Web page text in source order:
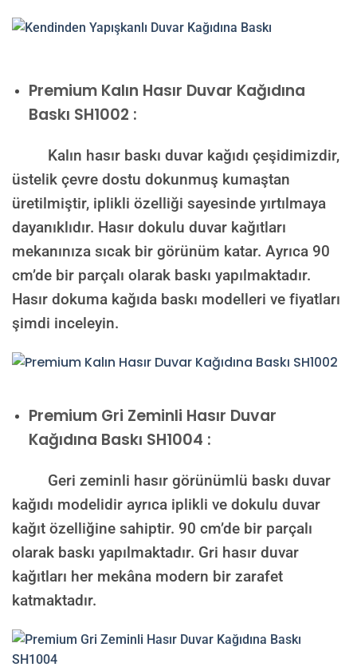
Premium Kalın Hasır Duvar Kağıdına
Baskı SH1002 :
Kalın hasır baskı duvar kağıdı çeşidimizdir,
üstelik çevre dostu dokunmuş kumaştan
üretilmiştir, iplikli özelliği sayesinde yırtılmaya
dayanıklıdır. Hasır dokulu duvar kağıtları
mekanınıza sıcak bir görünüm katar. Ayrıca 90
cm’de bir parçalı olarak baskı yapılmaktadır.
Hasır dokuma kağıda baskı modelleri ve fiyatları
şimdi inceleyin.
Premium Gri Zeminli Hasır Duvar
Kağıdına Baskı SH1004 :
Geri zeminli hasır görünümlü baskı duvar
kağıdı modelidir ayrıca iplikli ve dokulu duvar
kağıt özelliğine sahiptir. 90 cm’de bir parçalı
olarak baskı yapılmaktadır. Gri hasır duvar
kağıtları her mekâna modern bir zarafet
katmaktadır.